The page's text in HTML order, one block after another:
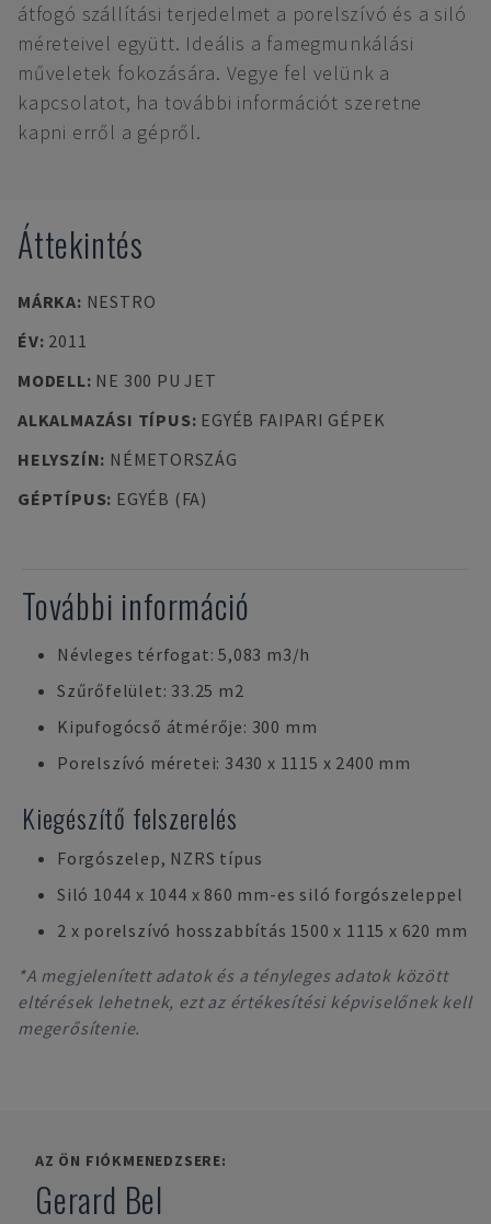
átfogó szállítási terjedelmet a porelszívó és a siló
méreteivel együtt. Ideális a famegmunkálási
műveletek fokozására. Vegye fel velünk a
kapcsolatot, ha további információt szeretne
kapni erről a gépről.
Áttekintés
MÁRKA: NESTRO
ÉV: 2011
MODELL: NE 300 PU JET
ALKALMAZÁSI TÍPUS: EGYÉB FAIPARI GÉPEK
HELYSZÍN: NÉMETORSZÁG
GÉPTÍPUS: EGYÉB (FA)
További információ
Névleges térfogat: 5,083 m3/h
Szűrőfelület: 33.25 m2
Kipufogócső átmérője: 300 mm
Porelszívó méretei: 3430 x 1115 x 2400 mm
Kiegészítő felszerelés
Forgószelep, NZRS típus
Siló 1044 x 1044 x 860 mm-es siló forgószeleppel
2 x porelszívó hosszabbítás 1500 x 1115 x 620 mm
*A megjelenített adatok és a tényleges adatok között
eltérések lehetnek, ezt az értékesítési képviselőnek kell
megerősítenie.
AZ ÖN FIÓKMENEDZSERE:
Gerard Bel